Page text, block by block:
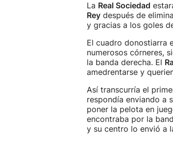
La Real Sociedad
Rey después de
y gracias a los goles
El cuadro donostiarra
numerosos córneres,
la banda derecha. El
amedrentarse y
Así transcurría el
respondía enviando a
poner la pelota en
encontraba por la
y su centro lo envió a